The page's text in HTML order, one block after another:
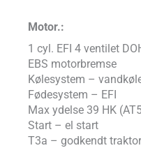
Motor.:
1 cyl. EFI 4 ventilet
EBS motorbremse
Kølesystem –
Fødesystem – EFI
Max ydelse 39 HK
Start – el start
T3a – godkendt traktor